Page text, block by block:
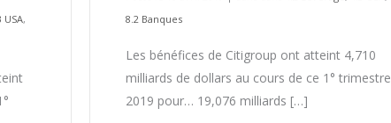
USA,
8.2 Banques
Les bénéfices de Citigroup ont atteint 4,710
milliards de dollars au cours de ce 1° trimestre
2019 pour… 19,076 milliards […]